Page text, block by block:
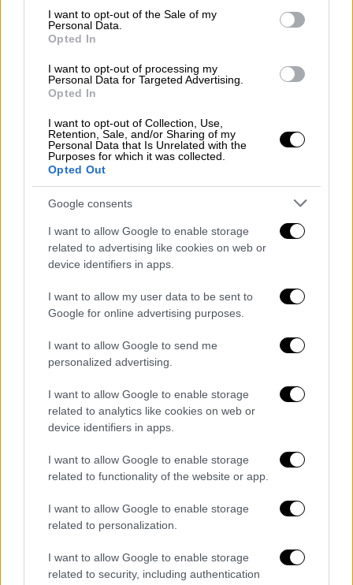
consent section.
I want to opt-out of the Sale of my
Personal Data.
Opted In
I want to opt-out of processing my
Personal Data for Targeted Advertising.
Opted In
I want to opt-out of Collection, Use,
Retention, Sale, and/or Sharing of my
Personal Data that Is Unrelated with the
Purposes for which it was collected.
Opted Out
Google consents
I want to allow Google to enable storage
related to advertising like cookies on web or
device identifiers in apps.
I want to allow my user data to be sent to
Google for online advertising purposes.
I want to allow Google to send me
personalized advertising.
I want to allow Google to enable storage
related to analytics like cookies on web or
device identifiers in apps.
I want to allow Google to enable storage
related to functionality of the website or app.
I want to allow Google to enable storage
related to personalization.
I want to allow Google to enable storage
related to security, including authentication
Ελλάδα|08.05.2026 19:43
Στην αντεπίθεση η Fraport μετά την
Θεσσαλονίκη - Τι ισχύει με τις χρεώσεις
χρεώσεις« λέει η Fraport και χαρακτηρίζει
την απόφαση της Ryanair καθαρά εμπορική